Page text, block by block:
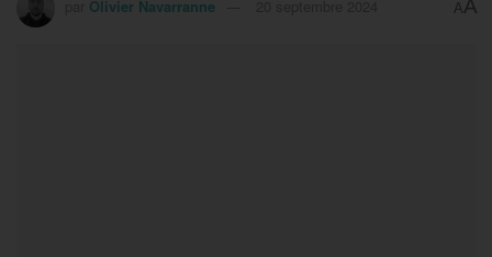
Olivier Navarranne AA